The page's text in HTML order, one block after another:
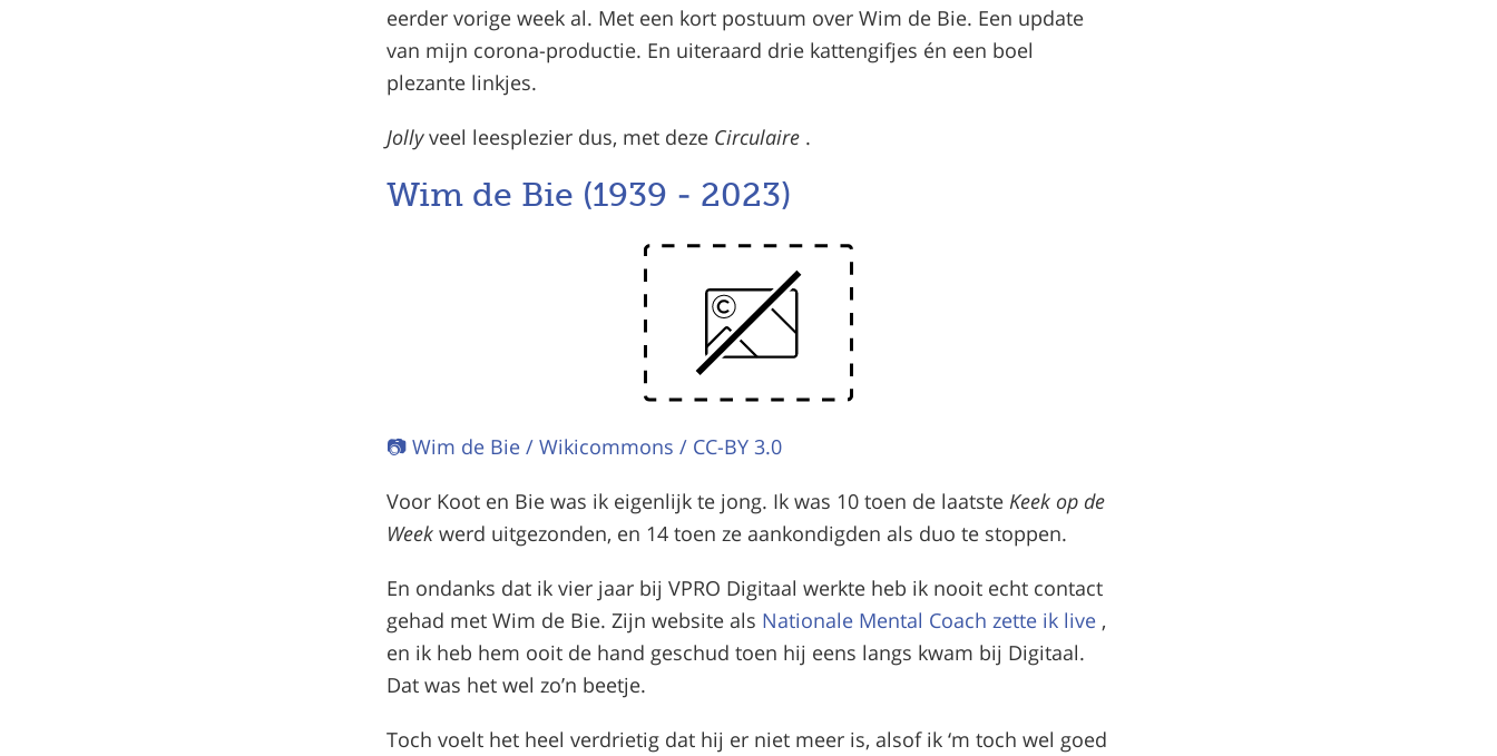
eerder vorige week al. Met een kort postuum over Wim de Bie. Een update
van mijn corona-productie. En uiteraard drie kattengifjes én een boel
plezante linkjes.
Jollyveel leesplezier dus, met deze Circulaire .
Wim de Bie (1939 - 2023)
📷 Wim de Bie / Wikicommons / CC-BY 3.0
Voor Koot en Bie was ik eigenlijk te jong. Ik was 10 toen de laatste Keek op de
Week werd uitgezonden, en 14 toen ze aankondigden als duo te stoppen.
En ondanks dat ik vier jaar bij VPRO Digitaal werkte heb ik nooit echt contact
gehad met Wim de Bie. Zijn website als Nationale Mental Coach zette ik live ,
en ik heb hem ooit de hand geschud toen hij eens langs kwam bij Digitaal.
Dat was het wel zo’n beetje.
Toch voelt het heel verdrietig dat hij er niet meer is, alsof ik ‘m toch wel goed